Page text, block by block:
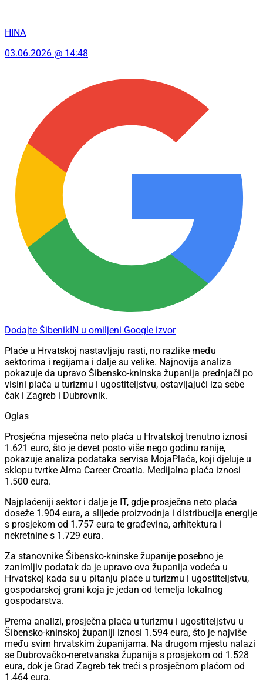
HINA
03.06.2026 @ 14:48
Dodajte ŠibenikIN u omiljeni Google izvor
Plaće u Hrvatskoj nastavljaju rasti, no razlike među
sektorima i regijama i dalje su velike. Najnovija analiza
pokazuje da upravo Šibensko-kninska županija prednjači po
visini plaća u turizmu i ugostiteljstvu, ostavljajući iza sebe
čak i Zagreb i Dubrovnik.
Oglas
Prosječna mjesečna neto plaća u Hrvatskoj trenutno iznosi
1.621 euro, što je devet posto više nego godinu ranije,
pokazuje analiza podataka servisa MojaPlaća, koji djeluje u
sklopu tvrtke Alma Career Croatia. Medijalna plaća iznosi
1.500 eura.
Najplaćeniji sektor i dalje je IT, gdje prosječna neto plaća
doseže 1.904 eura, a slijede proizvodnja i distribucija energije
s prosjekom od 1.757 eura te građevina, arhitektura i
nekretnine s 1.729 eura.
Za stanovnike Šibensko-kninske županije posebno je
zanimljiv podatak da je upravo ova županija vodeća u
Hrvatskoj kada su u pitanju plaće u turizmu i ugostiteljstvu,
gospodarskoj grani koja je jedan od temelja lokalnog
gospodarstva.
Prema analizi, prosječna plaća u turizmu i ugostiteljstvu u
Šibensko-kninskoj županiji iznosi 1.594 eura, što je najviše
među svim hrvatskim županijama. Na drugom mjestu nalazi
se Dubrovačko-neretvanska županija s prosjekom od 1.528
eura, dok je Grad Zagreb tek treći s prosječnom plaćom od
1.464 eura.